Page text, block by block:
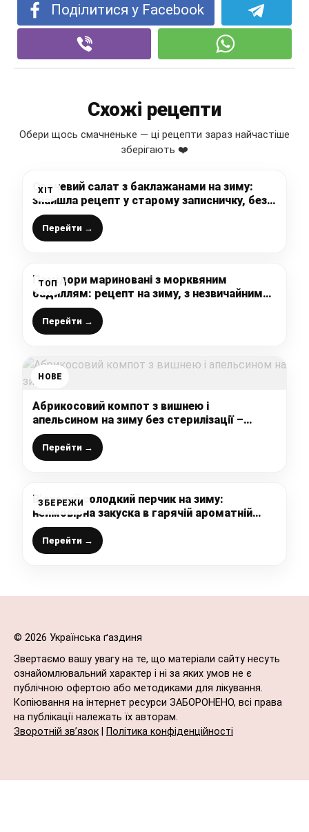
Поділитися у Facebook
Схожі рецепти
Обери щось смачненьке — ці рецепти зараз найчастіше
зберігають ❤️
ХІТ
Овочевий салат з баклажанами на зиму:
знайшла рецепт у старому записничку, без
оцту, стерилізації та без підвалу
Перейти →
ТОП
Помідори мариновані з морквяним
бадиллям: рецепт на зиму, з незвичайним
смаком
Перейти →
НОВЕ
Абрикосовий компот з вишнею і
апельсином на зиму без стерилізації –
рецепт з фото та відео
Перейти →
ЗБЕРЕЖИ
В’ялений солодкий перчик на зиму:
неймовірна закуска в гарячій ароматній
олії, так смачно, що завжди з’їдається ще
до зими
Перейти →
© 2026 Українська ґаздиня
Звертаємо вашу увагу на те, що матеріали сайту несуть
ознайомлювальний характер і ні за яких умов не є
публічною офертою або методиками для лікування.
Копіювання на інтернет ресурси ЗАБОРОНЕНО, всі права
на публікації належать їх авторам.
Зворотній зв’язок
Політика конфіденційності